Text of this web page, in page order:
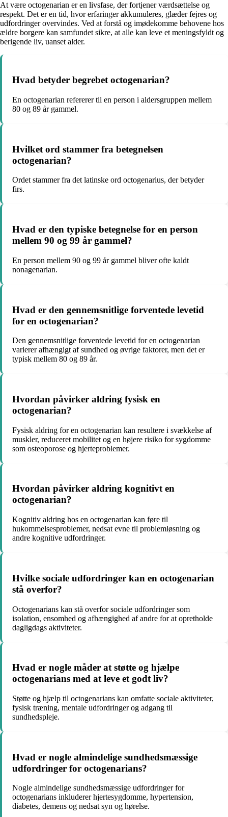
At være octogenarian er en livsfase, der fortjener værdsættelse og
respekt. Det er en tid, hvor erfaringer akkumuleres, glæder fejres og
udfordringer overvindes. Ved at forstå og imødekomme behovene hos
ældre borgere kan samfundet sikre, at alle kan leve et meningsfyldt og
berigende liv, uanset alder.
Hvad betyder begrebet octogenarian?
En octogenarian refererer til en person i aldersgruppen mellem
80 og 89 år gammel.
Hvilket ord stammer fra betegnelsen
octogenarian?
Ordet stammer fra det latinske ord octogenarius, der betyder
firs.
Hvad er den typiske betegnelse for en person
mellem 90 og 99 år gammel?
En person mellem 90 og 99 år gammel bliver ofte kaldt
nonagenarian.
Hvad er den gennemsnitlige forventede levetid
for en octogenarian?
Den gennemsnitlige forventede levetid for en octogenarian
varierer afhængigt af sundhed og øvrige faktorer, men det er
typisk mellem 80 og 89 år.
Hvordan påvirker aldring fysisk en
octogenarian?
Fysisk aldring for en octogenarian kan resultere i svækkelse af
muskler, reduceret mobilitet og en højere risiko for sygdomme
som osteoporose og hjerteproblemer.
Hvordan påvirker aldring kognitivt en
octogenarian?
Kognitiv aldring hos en octogenarian kan føre til
hukommelsesproblemer, nedsat evne til problemløsning og
andre kognitive udfordringer.
Hvilke sociale udfordringer kan en octogenarian
stå overfor?
Octogenarians kan stå overfor sociale udfordringer som
isolation, ensomhed og afhængighed af andre for at opretholde
dagligdags aktiviteter.
Hvad er nogle måder at støtte og hjælpe
octogenarians med at leve et godt liv?
Støtte og hjælp til octogenarians kan omfatte sociale aktiviteter,
fysisk træning, mentale udfordringer og adgang til
sundhedspleje.
Hvad er nogle almindelige sundhedsmæssige
udfordringer for octogenarians?
Nogle almindelige sundhedsmæssige udfordringer for
octogenarians inkluderer hjertesygdomme, hypertension,
diabetes, demens og nedsat syn og hørelse.